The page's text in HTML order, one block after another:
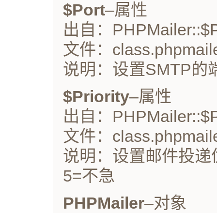
$Port–属性
出自：
文件：
说明：设置SMTP的
$Priority–属性
出自：
文件：
说明：设置邮件投
5=不急
PHPMailer–对象